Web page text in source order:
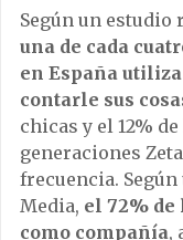
Según un estudio
una de cada
en España
contarle sus
chicas y el 12%
generaciones
frecuencia.
Media, el 72% de
como compañía,